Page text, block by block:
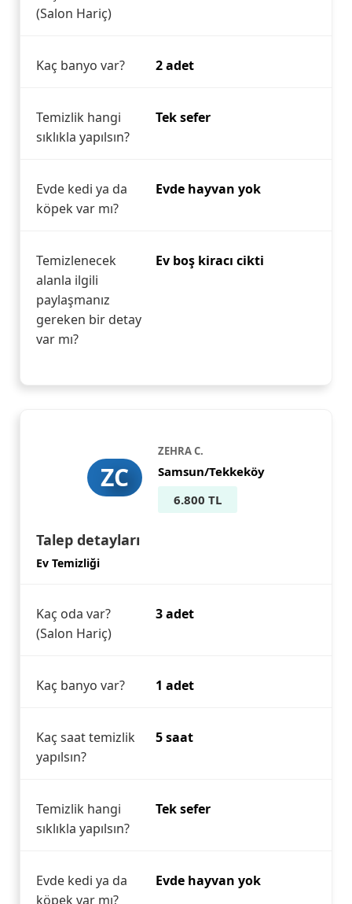
(Salon Hariç)
Kaç banyo var? 2 adet
Temizlik hangi
sıklıkla yapılsın?
Tek sefer
Evde kedi ya da
köpek var mı?
Evde hayvan yok
Temizlenecek
alanla ilgili
paylaşmanız
gereken bir detay
var mı?
Ev boş kiracı cikti
ZC
ZEHRA C.
Samsun/Tekkeköy
6.800 TL
Talep detayları
Ev Temizliği
Kaç oda var?
(Salon Hariç)
3 adet
Kaç banyo var? 1 adet
Kaç saat temizlik
yapılsın?
5 saat
Temizlik hangi
sıklıkla yapılsın?
Tek sefer
Evde kedi ya da
köpek var mı?
Evde hayvan yok